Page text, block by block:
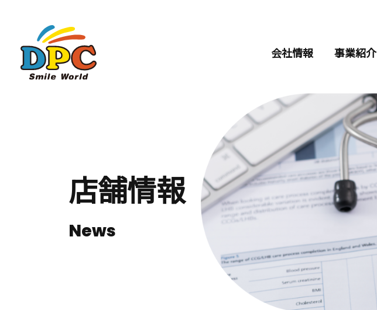
会社情報 事業紹介
店舗情報
News